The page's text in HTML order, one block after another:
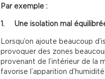
Par exemple :
1. Une isolation mal
Lorsqu’on ajoute beaucoup
provoquer des zones
provenant de l’intérieur de la
favorise l’apparition